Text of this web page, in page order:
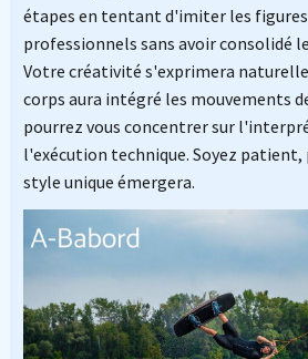
étapes en tentant d'imiter les figures
professionnels sans avoir consolidé
Votre créativité s'exprimera
corps aura intégré les mouvements
pourrez vous concentrer sur
l'exécution technique. Soyez
style unique émergera.